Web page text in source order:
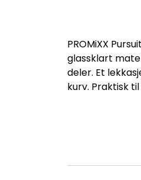
PROMiXX
glassklart
deler. Et
kurv. Praktisk